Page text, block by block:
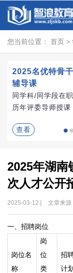
您当前位置： 首页 >
2025名优特骨
辅导课
同学科/同学段在
历年评委导师授课
查看
2025年湖南
次人才公开
2025-03-12 | 文章来源
一、招聘岗位
岗位名
称
岗
位
类
招
计划